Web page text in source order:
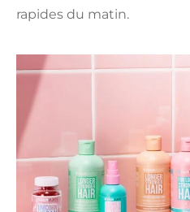
rapides du matin.